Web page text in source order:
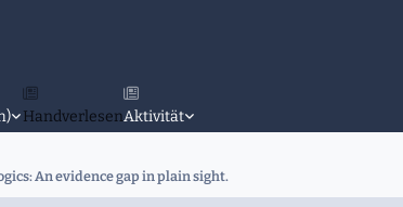
HandverlesenAktivität
An evidence gap in plain sight.